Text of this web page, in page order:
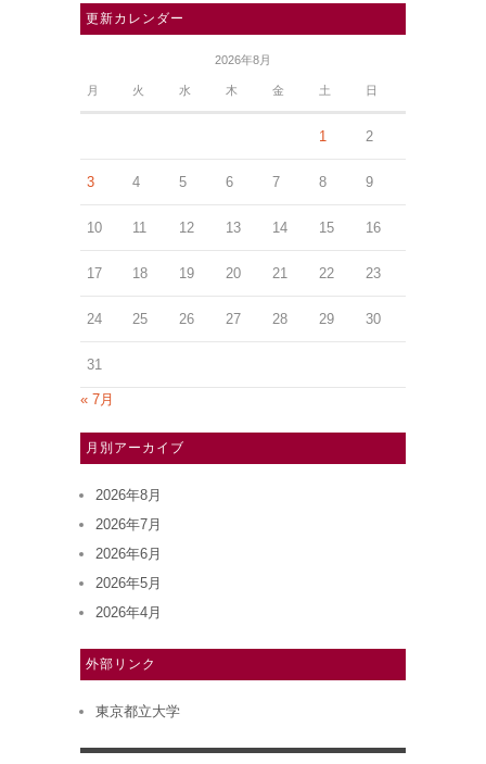
更新カレンダー
2026年8月
月 火 水 木 金 土 日
1 2
3 4 5 6 7 8 9
10 11 12 13 14 15 16
17 18 19 20 21 22 23
24 25 26 27 28 29 30
31
« 7月
月別アーカイブ
2026年8月
2026年7月
2026年6月
2026年5月
2026年4月
外部リンク
東京都立大学